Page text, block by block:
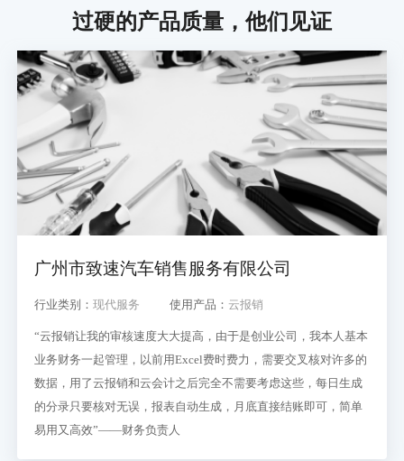
过硬的产品质量，他们见证
广州市致速汽车销售服务有限公司
行业类别：现代服务 使用产品： 云报销
“云报销让我的审核速度大大提高，由于是创业公司，我本人基本
业务财务一起管理，以前用Excel费时费力，需要交叉核对许多的
数据，用了云报销和云会计之后完全不需要考虑这些，每日生成
的分录只要核对无误，报表自动生成，月底直接结账即可，简单
易用又高效”——财务负责人